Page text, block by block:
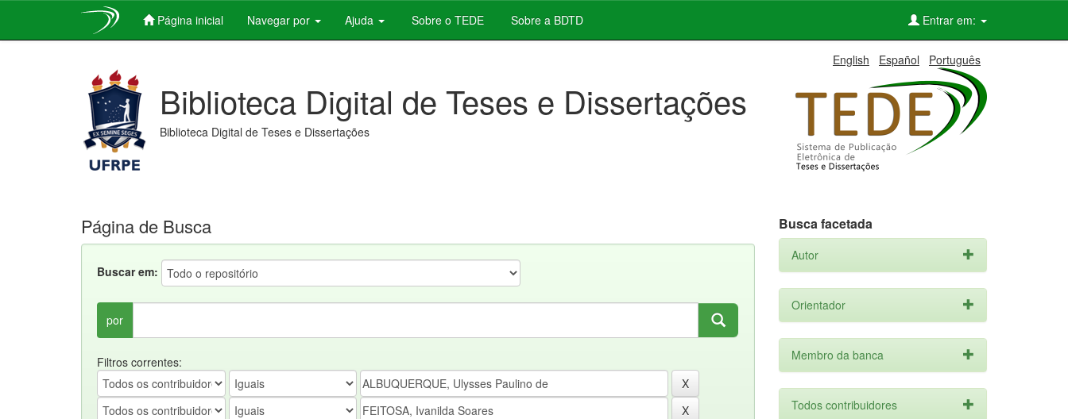
Página inicial Navegar por Ajuda Sobre o TEDE Sobre a BDTD Entrar em:
English Español Português
Biblioteca Digital de Teses e Dissertações
Biblioteca Digital de Teses e Dissertações
Página de Busca
Buscar em:
por
Filtros correntes:
Busca facetada
Autor
Orientador
Membro da banca
Todos contribuidores